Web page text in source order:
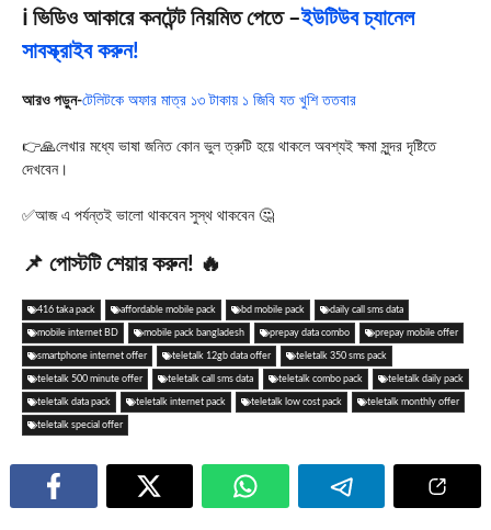
ℹ️ ভিডিও আকারে কনটেন্ট নিয়মিত পেতে –ইউটিউব চ্যানেল
সাবস্ক্রাইব করুন!
আরও পড়ুন-টেলিটকে অফার মাত্র ১৩ টাকায় ১ জিবি যত খুশি ততবার
👉🙏লেখার মধ্যে ভাষা জনিত কোন ভুল ত্রুটি হয়ে থাকলে অবশ্যই ক্ষমা সুন্দর দৃষ্টিতে
দেখবেন।
✅আজ এ পর্যন্তই ভালো থাকবেন সুস্থ থাকবেন 🤔
📌 পোস্টটি শেয়ার করুন! 🔥
416 taka pack affordable mobile pack bd mobile pack daily call sms data
mobile internet BD mobile pack bangladesh prepay data combo prepay mobile offer
smartphone internet offer teletalk 12gb data offer teletalk 350 sms pack
teletalk 500 minute offer teletalk call sms data teletalk combo pack teletalk daily pack
teletalk data pack teletalk internet pack teletalk low cost pack teletalk monthly offer
teletalk special offer